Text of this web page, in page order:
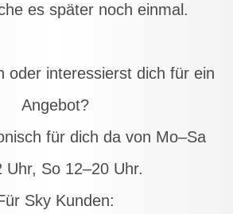
es später noch einmal.
oder interessierst dich für ein
Angebot?
für dich da von Mo–Sa
Uhr, So 12–20 Uhr.
Sky Kunden: